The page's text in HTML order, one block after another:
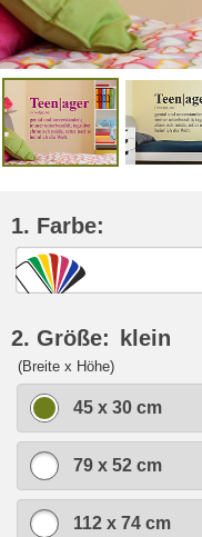
1. Farbe:
2. Größe: klein
(Breite x Höhe)
45 x 30 cm
79 x 52 cm
112 x 74 cm